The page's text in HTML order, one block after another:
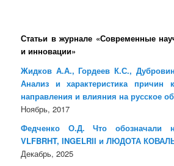
Статьи в журнале «Современные
и инновации»
Жидков А.А., Гордеев К.С.,
Анализ и характеристика причин
направления и влияния на русское
Ноябрь, 2017
Федченко О.Д. Что обозначали
VLFBRHT, INGELRII и ЛЮДОТА
Декабрь, 2025